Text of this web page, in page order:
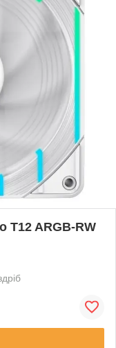
T12 ARGB-RW